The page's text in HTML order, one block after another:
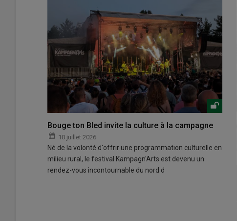
Bouge ton Bled invite la culture à la campagne
10 juillet 2026
Né de la volonté d'offrir une programmation culturelle en
milieu rural, le festival Kampagn'Arts est devenu un
rendez-vous incontournable du nord d